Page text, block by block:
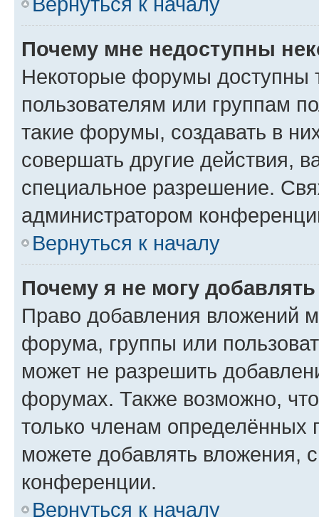
Почему мне недоступны
Некоторые форумы доступны
пользователям или группам
такие форумы, создавать в
совершать другие действия,
специальное разрешение.
администратором
Вернуться к началу
Почему я не могу
Право добавления вложений
форума, группы или
может не разрешить
форумах. Также возможно,
только членам определённых
можете добавлять вложения,
конференции.
Вернуться к началу